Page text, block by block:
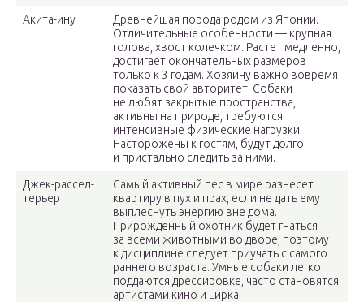
Акита-ину
Древнейшая порода родом из Японии.
Отличительные особенности — крупная
голова, хвост колечком. Растет медленно,
достигает окончательных размеров
только к 3 годам. Хозяину важно вовремя
показать свой авторитет. Собаки
не любят закрытые пространства,
активны на природе, требуются
интенсивные физические нагрузки.
Насторожены к гостям, будут долго
и пристально следить за ними.
Джек-рассел-
терьер
Самый активный пес в мире разнесет
квартиру в пух и прах, если не дать ему
выплеснуть энергию вне дома.
Прирожденный охотник будет гнаться
за всеми животными во дворе, поэтому
к дисциплине следует приучать с самого
раннего возраста. Умные собаки легко
поддаются дрессировке, часто становятся
артистами кино и цирка.